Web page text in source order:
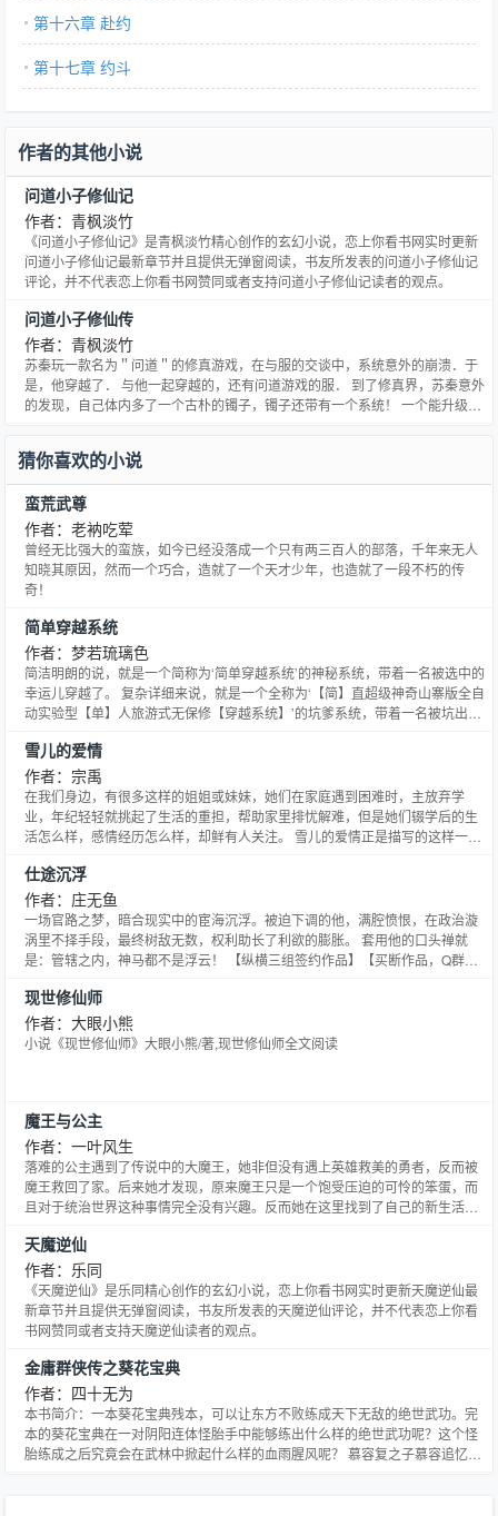
第十六章 赴约
第十七章 约斗
作者的其他小说
问道小子修仙记
作者：青枫淡竹
《问道小子修仙记》是青枫淡竹精心创作的玄幻小说，恋上你看书网实时更新
问道小子修仙记最新章节并且提供无弹窗阅读，书友所发表的问道小子修仙记
评论，并不代表恋上你看书网赞同或者支持问道小子修仙记读者的观点。
问道小子修仙传
作者：青枫淡竹
苏秦玩一款名为＂问道＂的修真游戏，在与服的交谈中，系统意外的崩溃．于
是，他穿越了． 与他一起穿越的，还有问道游戏的服． 到了修真界，苏秦意外
的发现，自己体内多了一个古朴的镯子，镯子还带有一个系统！ 一个能升级的
猜你喜欢的小说
蛮荒武尊
作者：老衲吃荤
曾经无比强大的蛮族，如今已经没落成一个只有两三百人的部落，千年来无人
知晓其原因，然而一个巧合，造就了一个天才少年，也造就了一段不朽的传
奇！
简单穿越系统
作者：梦若琉璃色
简洁明朗的说，就是一个简称为‘简单穿越系统’的神秘系统，带着一名被选中的
幸运儿穿越了。 复杂详细来说，就是一个全称为‘【简】直超级神奇山寨版全自
动实验型【单】人旅游式无保修【穿越系统】’的坑爹系统，带着一名被坑出翔
一样的... 因为从穿越那一刻开始，无限的次元中，有无数扇动的蝶翼在悄悄将
命运改变...
雪儿的爱情
作者：宗禹
在我们身边，有很多这样的姐姐或妹妹，她们在家庭遇到困难时，主放弃学
业，年纪轻轻就挑起了生活的重担，帮助家里排忧解难，但是她们辍学后的生
活怎么样，感情经历怎么样，却鲜有人关注。 雪儿的爱情正是描写的这样一个
父慈母爱。在初中到高中的关键时期，家里突生变故，母亲施玉莲突患心脏
病，高昂的医药费很快就将家庭拖到了风雨飘摇的边缘。雪儿为了分
仕途沉浮
作者：庄无鱼
一场官路之梦，暗合现实中的宦海沉浮。被迫下调的他，满腔愤恨，在政治漩
涡里不择手段，最终树敌无数，权利助长了利欲的膨胀。 套用他的口头禅就
是：管辖之内，神马都不是浮云！ 【纵横三组签约作品】【买断作品，Q群：
现世修仙师
作者：大眼小熊
小说《现世修仙师》大眼小熊/著,现世修仙师全文阅读
魔王与公主
作者：一叶风生
落难的公主遇到了传说中的大魔王，她非但没有遇上英雄救美的勇者，反而被
魔王救回了家。后来她才发现，原来魔王只是一个饱受压迫的可怜的笨蛋，而
且对于统治世界这种事情完全没有兴趣。反而她在这里找到了自己的新生活，
天魔逆仙
作者：乐同
《天魔逆仙》是乐同精心创作的玄幻小说，恋上你看书网实时更新天魔逆仙最
新章节并且提供无弹窗阅读，书友所发表的天魔逆仙评论，并不代表恋上你看
书网赞同或者支持天魔逆仙读者的观点。
金庸群侠传之葵花宝典
作者：四十无为
本书简介：一本葵花宝典残本，可以让东方不败练成天下无敌的绝世武功。完
本的葵花宝典在一对阴阳连体怪胎手中能够练出什么样的绝世武功呢？这个怪
胎练成之后究竟会在武林中掀起什么样的血雨腥风呢？ 慕容复之子慕容追忆秉